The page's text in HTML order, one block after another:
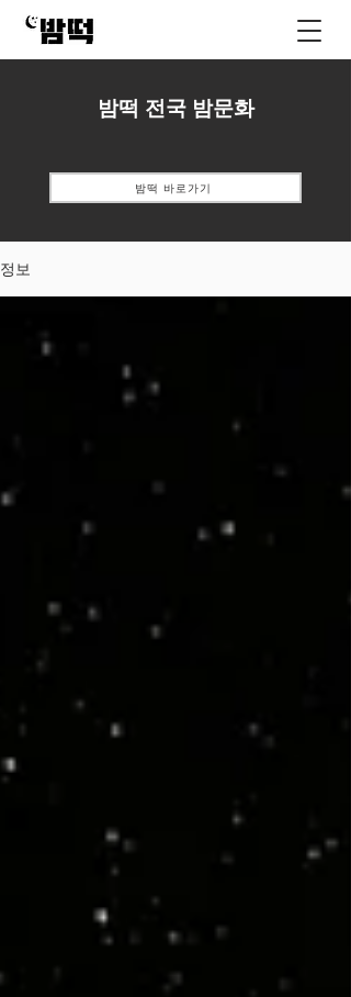
밤떡 전국 밤문화
밤떡 바로가기
정보